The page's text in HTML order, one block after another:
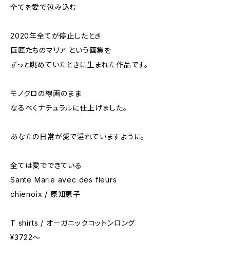
全てを愛で包み込む
2020年全てが停止したとき
巨匠たちのマリア という画集を
ずっと眺めていたときに生まれた作品です。
モノクロの線画のまま
なるべくナチュラルに仕上げました。
あなたの日常が愛で溢れていますように。
全ては愛でできている
Sante Marie avec des fleurs
chienoix / 原知恵子
T shirts / オーガニックコットンロング
¥3722〜